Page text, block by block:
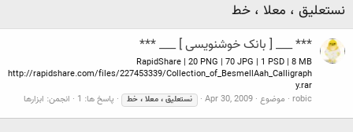
نستعلیق ، معلا ، خط
*** ___ [ بانک خوشنویسی ] ___ ***
RapidShare | 20 PNG | 70 JPG | 1 PSD | 8 MB
http://rapidshare.com/files/227453339/Collection_of_BesmellAah_Calligraph
y.rar
robic موضوع Apr 30, 2009 نستعلیق ، معلا ، خط پاسخ ها: 1 انجمن: ابزارها